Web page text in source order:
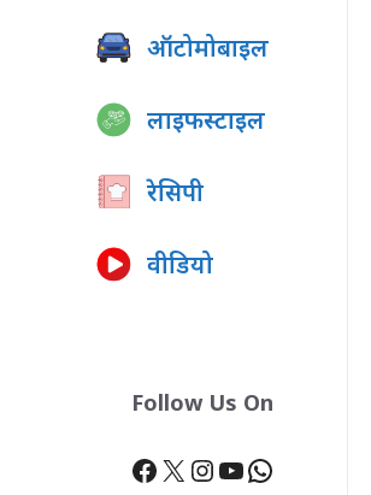
ऑटोमोबाइल
लाइफस्टाइल
रेसिपी
वीडियो
Follow Us On
Facebook
X Instagram
YouTube
WhatsApp